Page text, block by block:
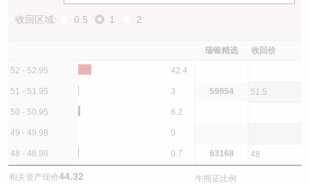
收回区域: 0.5 1 2
瑞银精选 收回价
52 - 52.95 42.4
51 - 51.95 3 59954 51.5
50 - 50.95 6.2
49 - 49.98 0
48 - 48.98 0.7 63168 48
相关资产现价44.32
牛熊证比例